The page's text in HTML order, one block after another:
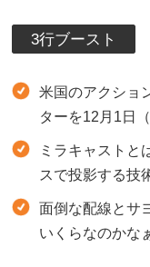
3行ブースト
米国のアクショ
ターを12月1日
ミラキャストと
スで投影する技
面倒な配線とサ
いくらなのかな